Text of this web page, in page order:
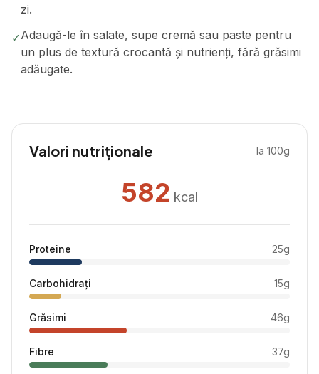
zi.
✓Adaugă-le în salate, supe cremă sau paste pentru
un plus de textură crocantă și nutrienți, fără grăsimi
adăugate.
Valori nutriționale la 100g
582 kcal
Proteine 25g
Carbohidrați 15g
Grăsimi 46g
Fibre 37g